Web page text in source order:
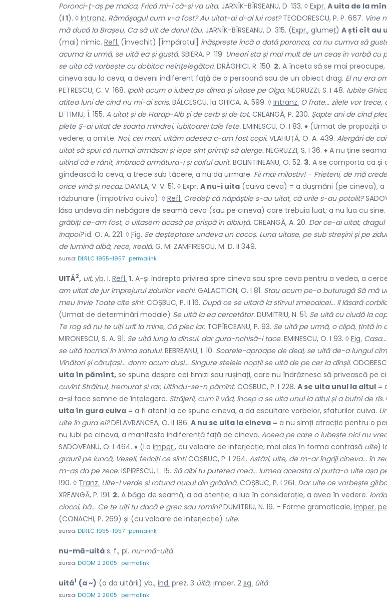
Poronci-ț-aș pe maica, Frică mi-i că-și va uita. JARNÍK-BÎRSEANU, D. 133. ◊ Expr. A uita de la
(I 1). ◊ Intranz. Rămășagul cum v-a fost? Au uitat-ai d-al lui rost?TEODORESCU, P. P. 667. Vine
mă ducă la Brașeu, Ca să uit de dorul tău. JARNÍK-BÎRSEANU, D. 315. (Expr., glumeț) A ști cît au
(mai) nimic. Refl. (Învechit) [Împăratul] înăsprește încă o dată poronca, ca nu cumva să
acuma la urmă, se uită ea și gustă. SBIERA, P. 119. Uneori sta și mai mult de un ceas în vorbă cu
se uita că vorbește cu dobitoc neînțelegători. DRĂGHICI, R. 150. 2. A înceta să se mai
cineva sau la ceva, a deveni indiferent față de o persoană sau de un obiect drag. El nu era
PETRESCU, C. V. 168. Ipolit acum o iubea pe dînsa și uitase pe Olga. NEGRUZZI, S. I 48. Iubite
atîtea luni de cînd nu mi-ai scris. BĂLCESCU, la GHICA, A. 599. ◊ Intranz. O frate... zilele vor trece,
EFTIMIU, Î. 155. A uitat și de Harap-Alb și de cerb și de tot. CREANGĂ, P. 230. Șapte ani de cînd
plete Ș-ai uitat de soarta mîndrei, iubitoarei tale fete. EMINESCU, O. I 83. ♦ (Urmat de
vedere; a omite. Noi, cei mari, uităm adesea c-am fost copii. VLAHUȚĂ, O. A. 439. Alergări de
uitat să spui că numai armăsari și iepe sînt primiți să alerge. NEGRUZZI, S. I 36. ♦ A nu ține
uitînd că e rănit, îmbracă armătura-i și coiful aurit. BOLINTINEANU, O. 52. 3. A se comporta ca și
gîndească la ceva, a trece sub tăcere, a nu da urmare. Fii mai milostiv!– Prieteni, de mă
orice vină și necaz. DAVILA, V. V. 51. ◊ Expr. A nu-i uita (cuiva ceva) = a dușmăni (pe cineva), a
răzbunare (împotriva cuiva). ◊ Refl. Credeți că năpăștile s-au uitat, că urile s-au potolit?
lăsa undeva din nebăgare de seamă ceva (sau pe cineva) care trebuia luat; a nu lua cu sine.
grăbiți ce-am fost, o uitasem acasă pe prispă în albiuță. CREANGĂ, A. 20. Dar ce-ai uitat,
înapoi?id. O. A. 221. ◊ Fig. Se deșteptase undeva un cocoș. Luna uitase, pe sub streșini și pe
de lumină albă, rece, ireală. G. M. ZAMFIRESCU, M. D. II 349.
sursa:DLRLC 1955-1957 permalink
UITÁ2, uit, vb. I. Refl. 1. A-și îndrepta privirea spre cineva sau spre ceva pentru a vedea, a
am uitat de jur împrejurul zidurilor vechi. GALACTION, O. I 81. Stau acum pe-o buturugă Să mă
meu învie Toate cîte sînt. COȘBUC, P. II 16. După ce se uitară la stîrvul zmeoaicei... îl lăsară
(Urmat de determinări modale) Se uită la ea cercetător. DUMITRIU, N. 51. Se uită cu ciudă la
Te rog să nu te uiți urît la mine, Că plec iar. TOPÎRCEANU, P. 93. Se uită pe urmă, o clipă, țintă in
MIRONESCU, S. A. 91. Se uită lung la dînsul, dar gura-nchisă-i tace. EMINESCU, O. I 93. ◊ Fig.
se uită tocmai în inima satului. REBREANU, I. 10. Soarele-aproape de deal, se uită de-a lungul
Vînători și căruțași... dorm acum duși... Singure stelele nopții se uită de pe cer la dînșii.
uita în pămînt, se spune despre cei timizi sau rușinați, care nu îndrăznesc să privească pe
cuvînt Străinul, tremurat și rar, Uitîndu-se-n pămînt. COȘBUC, P. I 228. A se uita unul la altul =
a-și face semne de înțelegere. Străjerii, cum îi văd, încep a se uita unul la altul și a bufni de rîs.
uita în gura cuiva = a fi atent la ce spune cineva, a da ascultare vorbelor, sfaturilor cuiva.
uite în gura ei?DELAVRANCEA, O. II 186. A nu se uita la cineva = a nu simți atracție pentru o
nu iubi pe cineva, a manifesta indiferență față de cineva. Aceea pe care o iubește nici nu
SADOVEANU, O. I 464. ♦ (La imper., cu valoare de interjecție, mai ales în forma contrasă uite)
graurii pe luncă, Veseli, fericiți ce sînt!COȘBUC, P. I 264. Astăzi, uite, de m-ar îngriji cineva... în
m-aș da pe zece. ISPIRESCU, L. 15. Să aibi tu puterea mea... lumea aceasta ai purta-o uite așa
190. ◊ Tranz. Uite-l verde și rotund nucul din grădină. COȘBUC, P. I 261. Dar uite ce vorbește
XREANGĂ, P. 191. 2. A băga de seamă, a da atenție; a lua în considerație, a avea în vedere.
ciocoi, bă... Ce te uiți tu dacă e grec sau romîn?DUMITRIU, N. 19. – Forme gramaticale, imper.
(CONACHI, P. 269) și (cu valoare de interjecție) uite.
sursa:DLRLC 1955-1957 permalink
nu-mă-uitá s. f., pl. nu-mă-uitá
sursa:DOOM 2 2005 permalink
uitá1 (a ~) (a da uitării) vb., ind. prez. 3 úită; imper. 2 sg. úită
sursa:DOOM 2 2005 permalink